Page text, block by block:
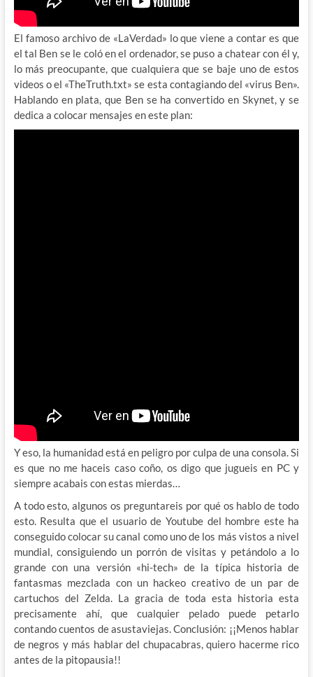
El famoso archivo de «LaVerdad» lo que viene a contar es que
el tal Ben se le coló en el ordenador, se puso a chatear con él y,
lo más preocupante, que cualquiera que se baje uno de estos
videos o el «TheTruth.txt» se esta contagiando del «virus Ben».
Hablando en plata, que Ben se ha convertido en Skynet, y se
dedica a colocar mensajes en este plan:
Y eso, la humanidad está en peligro por culpa de una consola. Si
es que no me haceis caso coño, os digo que jugueis en PC y
siempre acabais con estas mierdas…
A todo esto, algunos os preguntareis por qué os hablo de todo
esto. Resulta que el usuario de Youtube del hombre este ha
conseguido colocar su canal como uno de los más vistos a nivel
mundial, consiguiendo un porrón de visitas y petándolo a lo
grande con una versión «hi-tech» de la típica historia de
fantasmas mezclada con un hackeo creativo de un par de
cartuchos del Zelda. La gracia de toda esta historia esta
precisamente ahí, que cualquier pelado puede petarlo
contando cuentos de asustaviejas. Conclusión: ¡¡Menos hablar
de negros y más hablar del chupacabras, quiero hacerme rico
antes de la pitopausia!!